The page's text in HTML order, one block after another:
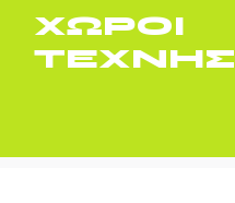
XΩΡΟΙ
ΤΕΧΝΗΣ